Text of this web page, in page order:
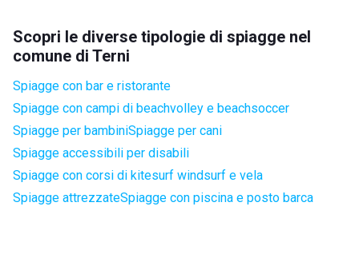
Scopri le diverse tipologie di spiagge nel
comune di Terni
Spiagge con bar e ristorante
Spiagge con campi di beachvolley e beachsoccer
Spiagge per bambiniSpiagge per cani
Spiagge accessibili per disabili
Spiagge con corsi di kitesurf windsurf e vela
Spiagge attrezzateSpiagge con piscina e posto barca